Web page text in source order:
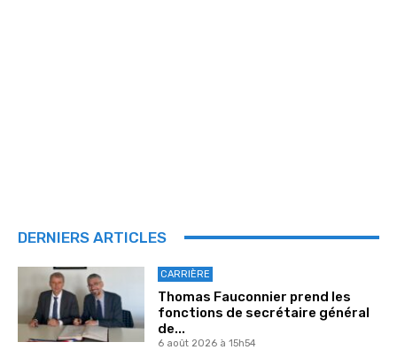
DERNIERS ARTICLES
CARRIÈRE
Thomas Fauconnier prend les
fonctions de secrétaire général
de...
6 août 2026 à 15h54